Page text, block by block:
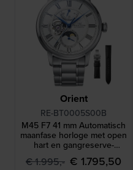
Orient
RE-BT0005S00B
M45 F7 41 mm Automatisch
maanfase horloge met open
hart en gangreserve-
indicator
€ 1.995,- € 1.795,50